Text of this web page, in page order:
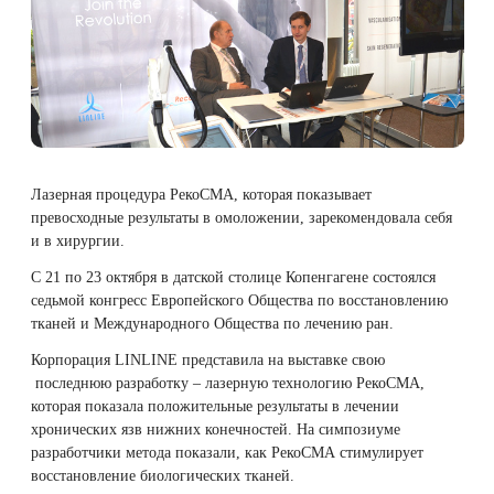
Лазерная процедура РекоСМА, которая показывает
превосходные результаты в омоложении, зарекомендовала себя
и в хирургии.
С 21 по 23 октября в датской столице Копенгагене состоялся
седьмой конгресс Европейского Общества по восстановлению
тканей и Международного Общества по лечению ран.
Корпорация LINLINE представила на выставке свою
последнюю разработку – лазерную технологию РекоСМА,
которая показала положительные результаты в лечении
хронических язв нижних конечностей. На симпозиуме
разработчики метода показали, как РекоСМА стимулирует
восстановление биологических тканей.
Удаление растяжек
Лазерная наноперфорация
Лазерная эпиляция
Лазерная QOOL-эпиляция
Лазерное омоложение рук
Удаление татуировок
Удаление татуажа (перманентного макияжа)
Плазмотерапия
Нитевой лифтинг
Озонотерапия
Контурная пластика лица
Дермотония на аппарате SKINTONIC
(Скинтоник)
Микротоки и миостимуляция
УВТ терапия на аппарате EWATage
Ультразвуковая чистка лица
Вакуумно-роликовый массаж на аппарате
Beautyliner (Бьютилайнер)
Вакуумно-роликовый массаж на аппарате
ДНК-тестирование
Интегративная косметология
Процедуры для детей
Маникюр и педикюр
Косметология для мужчин
Купить космецевтику VIF
Избавиться от растяжек на животе
Освежить кожу
Омолодить кожу рук
Изменить овал лица
Избавиться от морщин
Убрать морщины на шее
Увеличить губы
Конгресс ECALM